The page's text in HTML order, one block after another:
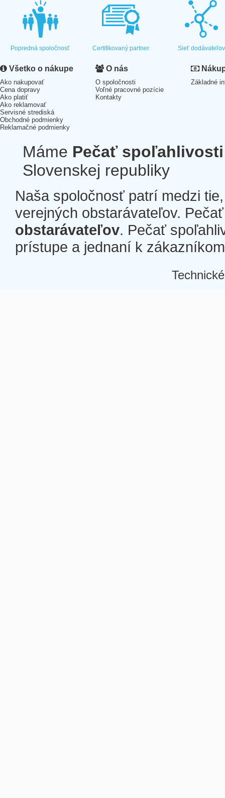
Popredná spoločnosť Certifikovaný partner Sieť dodávateľov
Všetko o nákupe
Ako nakupovať
Cena dopravy
Ako platiť
Ako reklamovať
Servisné strediská
Obchodné podmienky
Reklamačné podmienky
O nás
O spoločnosti
Voľné pracovné pozície
Kontakty
Základné
Máme Pečať spoľahlivosti
Slovenskej republiky
Naša spoločnosť patrí medzi
verejných obstarávateľov.
obstarávateľov. Pečať
prístupe a jednaní k